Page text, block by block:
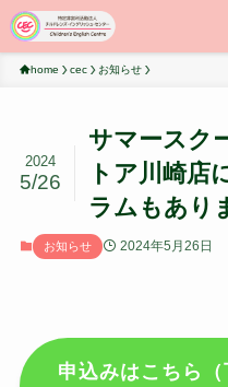
home cec お知らせ
サマースク
トア川崎店
ラムもあり
2024
5/26
お知らせ 2024年5月26日
申込みはこちら